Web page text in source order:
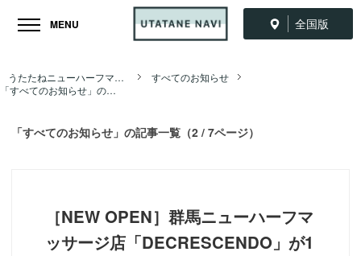
全国版
MENU
うたたねニューハーフマッサージ全国ナビ TOP
すべてのお知らせ
「すべてのお知らせ」の記事一覧（2 / 7ページ）
「すべてのお知らせ」の記事一覧（2 / 7ページ）
［NEW OPEN］群馬ニューハーフマ
ッサージ店「DECRESCENDO」が1